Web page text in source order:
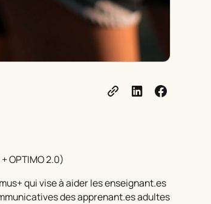
OPTIMO 2.0)
qui vise à aider les enseignant.es
des apprenant.es adultes